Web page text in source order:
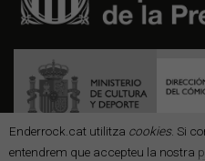
Enderrock.cat utilitza cookies. Si
entendrem que accepteu la nostra